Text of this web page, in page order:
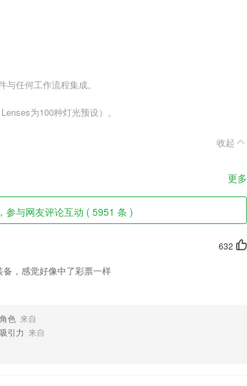
任何工作流程集成。
为100种灯光预设）。
收起
更多
参与网友评论互动 ( 5951 条 )
632
，感觉好像中了彩票一样
色 来自
引力 来自